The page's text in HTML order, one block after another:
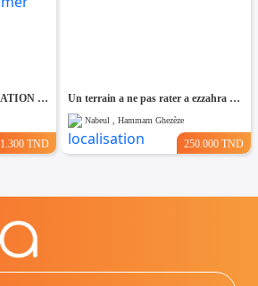
BEAU Terrain 430 m² VOCATION R+3 hergla, 2éme position de la mer
1.300 TND
Un terrain a ne pas rater a ezzahra kelibia
Nabeul , Hammam Ghezèze
250.000 TND